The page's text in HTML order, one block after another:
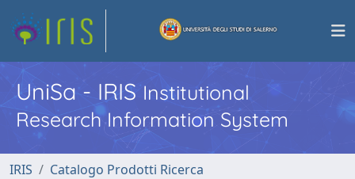
UniSa - IRISInstitutional
Research Information System
IRIS
Catalogo Prodotti Ricerca